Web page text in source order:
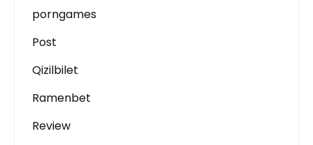
porngames
Post
Qizilbilet
Ramenbet
Review